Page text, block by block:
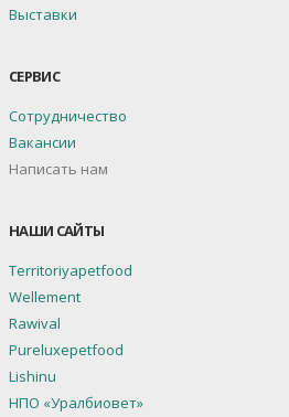
Выставки
СЕРВИС
Сотрудничество
Вакансии
Написать нам
НАШИ САЙТЫ
Territoriyapetfood
Wellement
Rawival
Pureluxepetfood
Lishinu
НПО «Уралбиовет»